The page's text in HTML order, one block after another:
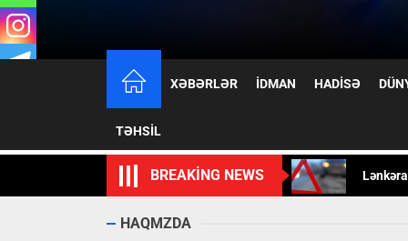
XƏBƏRLƏR İDMAN HADİSƏ
TƏHSİL
BREAKING NEWS
HAQMZDA